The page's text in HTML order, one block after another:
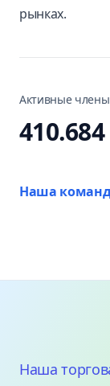
рынках.
Активные члены
410.684
Наша
Наша